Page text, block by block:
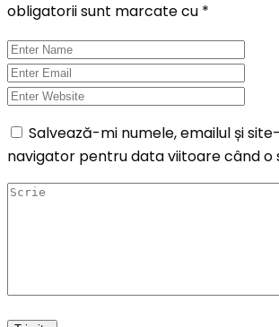
obligatorii sunt marcate cu *
Salvează-mi numele, emailul și
navigator pentru data viitoare când o